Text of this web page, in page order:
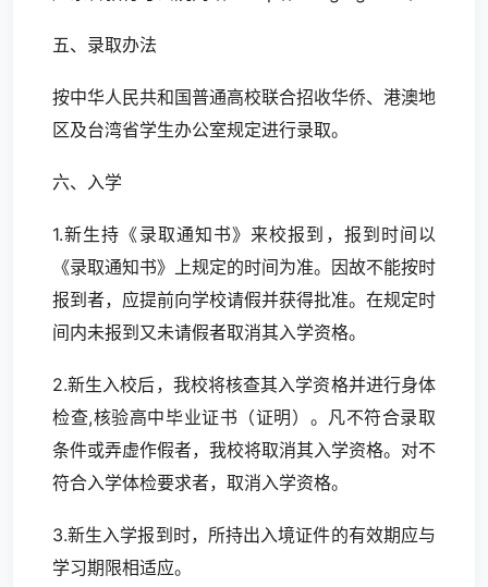
五、录取办法
按中华人民共和国普通高校联合招收华侨、港澳地
区及台湾省学生办公室规定进行录取。
六、入学
1.新生持《录取通知书》来校报到，报到时间以
《录取通知书》上规定的时间为准。因故不能按时
报到者，应提前向学校请假并获得批准。在规定时
间内未报到又未请假者取消其入学资格。
2.新生入校后，我校将核查其入学资格并进行身体
检查,核验高中毕业证书（证明）。凡不符合录取
条件或弄虚作假者，我校将取消其入学资格。对不
符合入学体检要求者，取消入学资格。
3.新生入学报到时，所持出入境证件的有效期应与
学习期限相适应。